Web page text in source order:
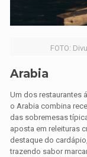
FOTO:
Arabia
Um dos restaurantes
o Arabia combina
das sobremesas
aposta em releituras
destaque do
trazendo sabor